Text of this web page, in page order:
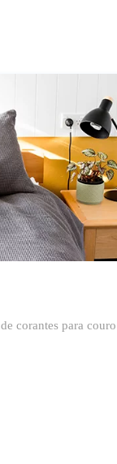
corantes para couro